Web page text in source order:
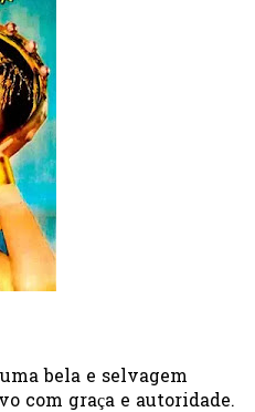
bela e selvagem
com graça e autoridade.